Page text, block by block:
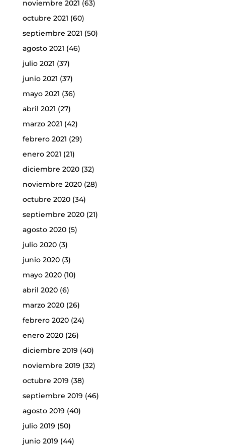
noviembre 2021 (63)
octubre 2021 (60)
septiembre 2021 (50)
agosto 2021 (46)
julio 2021 (37)
junio 2021 (37)
mayo 2021 (36)
abril 2021 (27)
marzo 2021 (42)
febrero 2021 (29)
enero 2021 (21)
diciembre 2020(32)
noviembre 2020(28)
octubre 2020(34)
septiembre 2020(21)
agosto 2020(5)
julio 2020(3)
junio 2020(3)
mayo 2020(10)
abril 2020(6)
marzo 2020(26)
febrero 2020(24)
enero 2020(26)
diciembre 2019 (40)
noviembre 2019 (32)
octubre 2019 (38)
septiembre 2019 (46)
agosto 2019 (40)
julio 2019 (50)
junio 2019 (44)